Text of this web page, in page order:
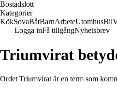
Bostadslott
Kategorier
KökSovaBåtBarnArbeteUtomhusBil
Logga inFå tillgångNyhetsbrev
Triumvirat
Ordet Triumvirat är en term som